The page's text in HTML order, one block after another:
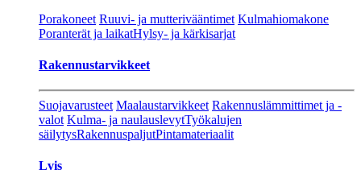
Porakoneet Ruuvi- ja mutterivääntimet Kulmahiomakone
Poranterät ja laikatHylsy- ja kärkisarjat
Rakennustarvikkeet
Suojavarusteet Maalaustarvikkeet Rakennuslämmittimet ja -
valot Kulma- ja naulauslevytTyökalujen
säilytysRakennuspaljutPintamateriaalit
Lvis